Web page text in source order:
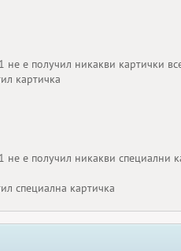
не е получил никакви картички
картичка
не е получил никакви специални
специална картичка